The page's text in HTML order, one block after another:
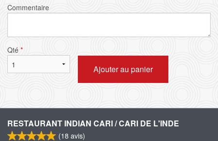
Commentaire
Qté *
Ajouter au panier
RESTAURANT INDIAN CARI / CARI DE L'INDE
(18avis)